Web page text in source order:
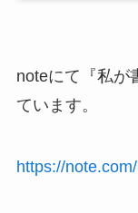
noteにて『私が
ています。
https://